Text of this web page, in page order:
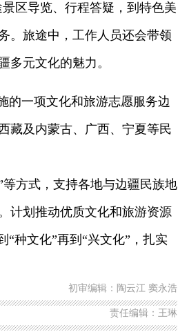
区导览、行程答疑，到特色美
。旅途中，工作人员还会带领
多元文化的魅力。
一项文化和旅游志愿服务边
藏及内蒙古、广西、宁夏等民
方式，支持各地与边疆民族地
计划推动优质文化和旅游资源
种文化”再到“兴文化”，扎实
初审编辑：陶云江 窦永浩
责任编辑：王琳